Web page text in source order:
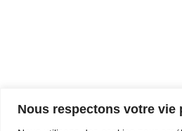
Nous respectons votre vie